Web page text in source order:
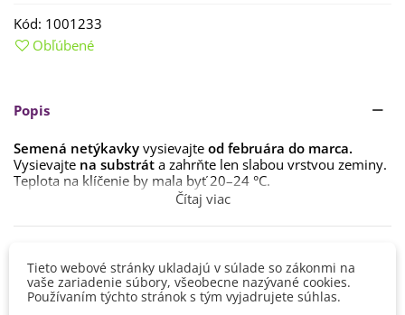
Kód: 1001233
Obľúbené
Popis
Semená netýkavky vysievajte od februára do marca.
Vysievajte na substrát a zahrňte len slabou vrstvou zeminy.
Teplota na klíčenie by mala byť 20–24 °C.
Vyrastené semenáčiky vyjednoťte na 3 x 3 cm. Po presadení
sa rastlinky pestujúpri teplote okolo 16 °C.
Pestovanie netýkavky zo semien je pomerne ťažké a
vyžaduje už istépestovateľské skúsenosti.
Pokiaľ budete pestovať rastliny vonku, potom ich
Čítaj viac
Výška
20 - 40 cm
Tieto webové stránky ukladajú v súlade so zákonmi na
vaše zariadenie súbory, všeobecne nazývané cookies.
Používaním týchto stránok s tým vyjadrujete súhlas.